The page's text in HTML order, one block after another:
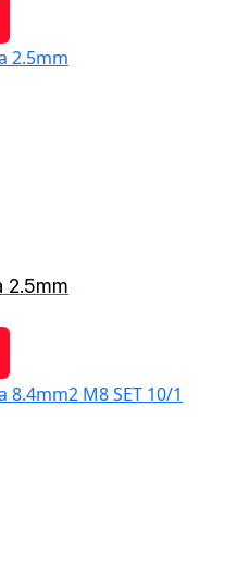
2.5mm